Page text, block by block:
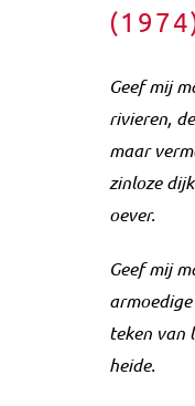
Geef mij
rivieren,
maar
zinloze
oever.
Geef mij
armoedige
teken van
heide.